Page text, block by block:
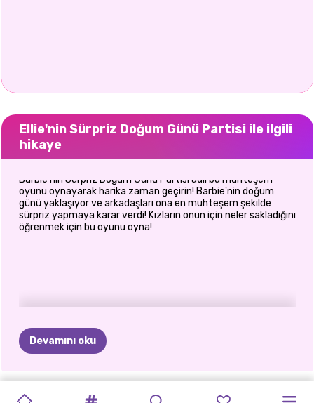
Ellie'nin Sürpriz Doğum Günü Partisi ile ilgili
hikaye
Barbie'nin Sürpriz Doğum Günü Partisi adlı bu muhteşem
oyunu oynayarak harika zaman geçirin! Barbie'nin doğum
günü yaklaşıyor ve arkadaşları ona en muhteşem şekilde
sürpriz yapmaya karar verdi! Kızların onun için neler sakladığını
öğrenmek için bu oyunu oyna!
Devamını oku
PRENSES
PRENSES BFF'LERIN
PRENSESLER VE PRENSESLER